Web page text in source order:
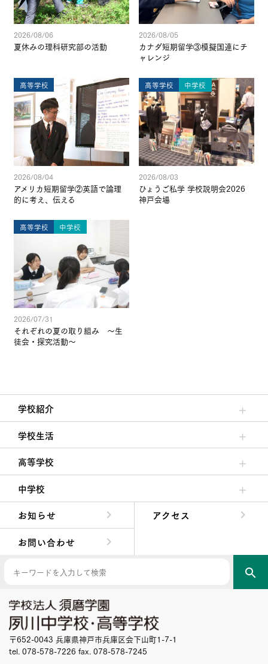
2026/08/06
夏休みの理科研究部の活動
2026/08/05
カナダ短期留学③模擬国連にチ
ャレンジ
高等学校
2026/08/04
アメリカ短期留学②英語で論理
的に考え、伝える
高等学校 中学校
2026/08/03
ひょうご私学 学校説明会2026
神戸会場
高等学校 中学校
2026/07/31
それぞれの夏の取り組み ～生
徒会・探究活動～
学校紹介
理事長/学園長メッセージ
安心して任せられる学校
沿革
施設・設備
大学合格実績
学校生活
クラブ活動・生徒会活動
夙川ブログ
制服紹介
夙川カレンダー
高等学校
高校校長からの挨拶
高校の教育方針／特色
特進コース／進学コース
年間行事
先輩たちの声・生徒たちの声
中学校
中学校長からの挨拶
中学校の教育方針／特色
Aコース／Bコース
年間行事
先輩たちの声・生徒たちの声
お知らせ
アクセス
お問い合わせ
search
〒652-0043 兵庫県神戸市兵庫区会下山町1-7-1
tel. 078-578-7226 fax. 078-578-7245